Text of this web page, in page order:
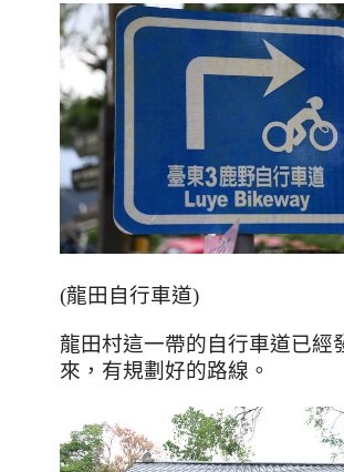
(龍田自行車道)
龍田村這一帶的自行車道已經
來，有規劃好的路線。